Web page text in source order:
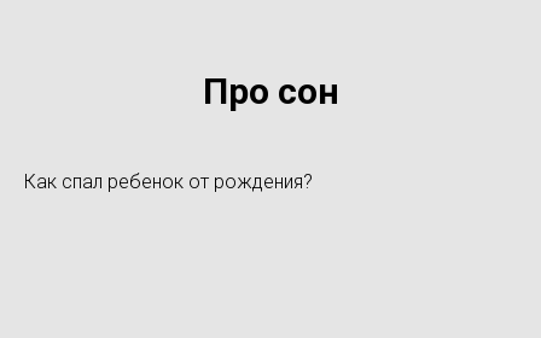
Про сон
Как спал ребенок от рождения?